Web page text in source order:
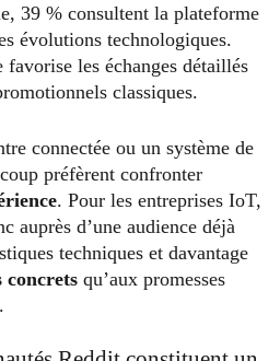
39 % consultent la plateforme
évolutions technologiques.
favorise les échanges détaillés
classiques.
connectée ou un système de
préfèrent confronter
. Pour les entreprises IoT,
auprès d’une audience déjà
techniques et davantage
concrets qu’aux promesses